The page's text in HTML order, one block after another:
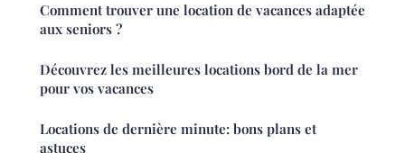
Comment trouver une location de vacances adaptée
aux seniors ?
Découvrez les meilleures locations bord de la mer
pour vos vacances
Locations de dernière minute: bons plans et
astuces